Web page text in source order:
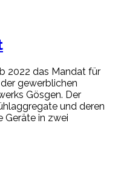
2022 das Mandat für
gewerblichen
Gösgen. Der
und deren
Geräte in zwei